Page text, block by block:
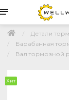
Детали
Барабанная
Вал тормозной
Хит